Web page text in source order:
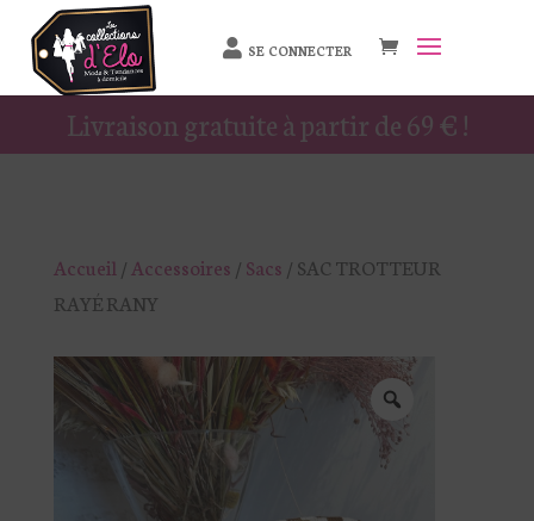
SE CONNECTER
Livraison gratuite à partir de 69 € !
Accueil / Accessoires / Sacs / SAC TROTTEUR
RAYÉ RANY